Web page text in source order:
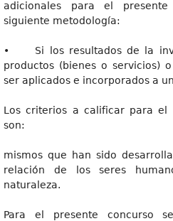
adicionales para el
siguiente metodología:
• Si los resultados de la
productos (bienes o servicios)
ser aplicados e incorporados a
Los criterios a calificar para el
son:
mismos que han sido
relación de los seres
naturaleza.
Para el presente concurso